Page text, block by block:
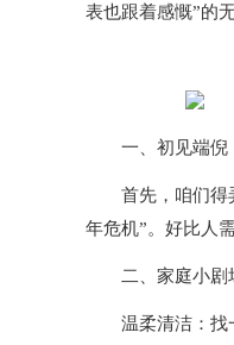
表也跟着感慨”的
一、初见端倪
首先，咱们得弄
年危机”。好比人
二、家庭小剧
温柔清洁：找一